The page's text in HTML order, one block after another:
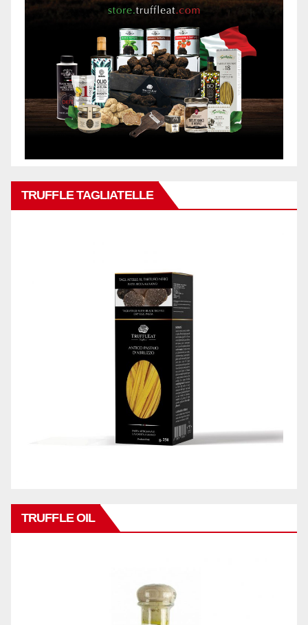
TRUFFLE TAGLIATELLE
TRUFFLE OIL